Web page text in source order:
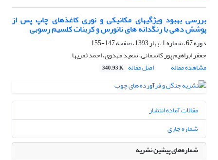
بررسی بهبود ویژگی‏های مکانیکی و نوری کاغذهای چاپ پس از
پوشش‏ دهی با رنگدانه‏ های نانورس و کربنات کلسیم رسوبی
دوره 67، شماره 1، بهار 1393، صفحه
147-155
جعفر ابراهیم پور کاسمانی، سعید مهدوی، احمد ثمریها
مشاهده مقاله
اصل مقاله 340.93 K
مقالات آماده انتشار
شماره جاری
شماره‌های پیشین نشریه